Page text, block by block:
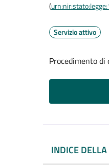
(
Servizio attivo
Procedimento di
INDICE